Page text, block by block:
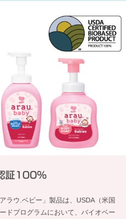
証100%
ラウ.ベビー」製品は、USDA（米国
ドプログラムにおいて、バイオベー